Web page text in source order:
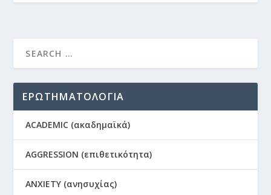
ΕΡΩΤΗΜΑΤΟΛΟΓΙΑ
ACADEMIC (ακαδημαϊκά)
AGGRESSION (επιθετικότητα)
ANXIETY (ανησυχίας)